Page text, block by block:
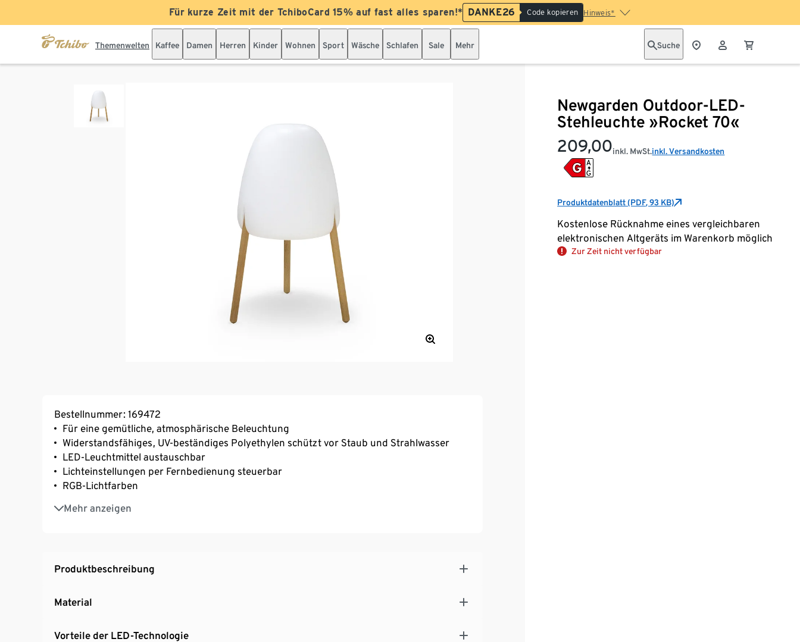
Für kurze Zeit mit der TchiboCard 15% auf fast alles sparen!* DANKE26 Code kopieren Hinweis*
Themenwelten Kaffee Damen Herren Kinder Wohnen Sport Wäsche Schlafen Sale Mehr Suche
Newgarden Outdoor-LED-
Stehleuchte »Rocket 70«
209,00inkl. MwSt.inkl. Versandkosten
Produktdatenblatt (PDF, 93 KB)
Kostenlose Rücknahme eines vergleichbaren
elektronischen Altgeräts im Warenkorb möglich
Zur Zeit nicht verfügbar
Bestellnummer: 169472
Für eine gemütliche, atmosphärische Beleuchtung
Widerstandsfähiges, UV-beständiges Polyethylen schützt vor Staub und Strahlwasser
LED-Leuchtmittel austauschbar
Lichteinstellungen per Fernbedienung steuerbar
RGB-Lichtfarben
Mehr anzeigen
Leuchte mit Beinen aus Buchenholz
Mit Solar und wiederaufladbarem Akku
Produktbeschreibung
Material
Vorteile der LED-Technologie